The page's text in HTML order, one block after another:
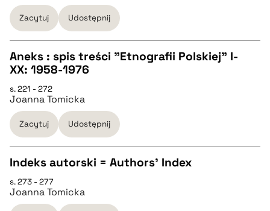
Zacytuj Udostępnij
pobierz cytat
BIBTEX
pobierz cytat
Aneks : spis treści "Etnografii Polskiej" I-
XX: 1958-1976
s. 221 - 272
Joanna Tomicka
Zacytuj Udostępnij
CZYSTY TEKST
Indeks autorski = Authors' Index
s. 273 - 277
Joanna Tomicka